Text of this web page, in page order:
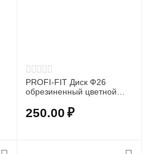
PROFI-FIT Диск Ф26
обрезиненный цветной
желтый
250.00 ₽